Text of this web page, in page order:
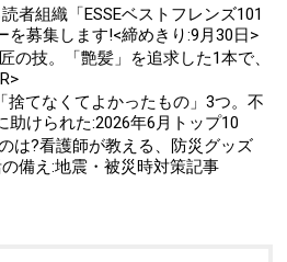
者組織「ESSEベストフレンズ101
を募集します!<締めきり:9月30日>
の技。「艶髪」を追求した1本で、
捨てなくてよかったもの」3つ。不
助けられた:2026年6月トップ10
は?看護師が教える、防災グッズ
備え:地震・被災時対策記事